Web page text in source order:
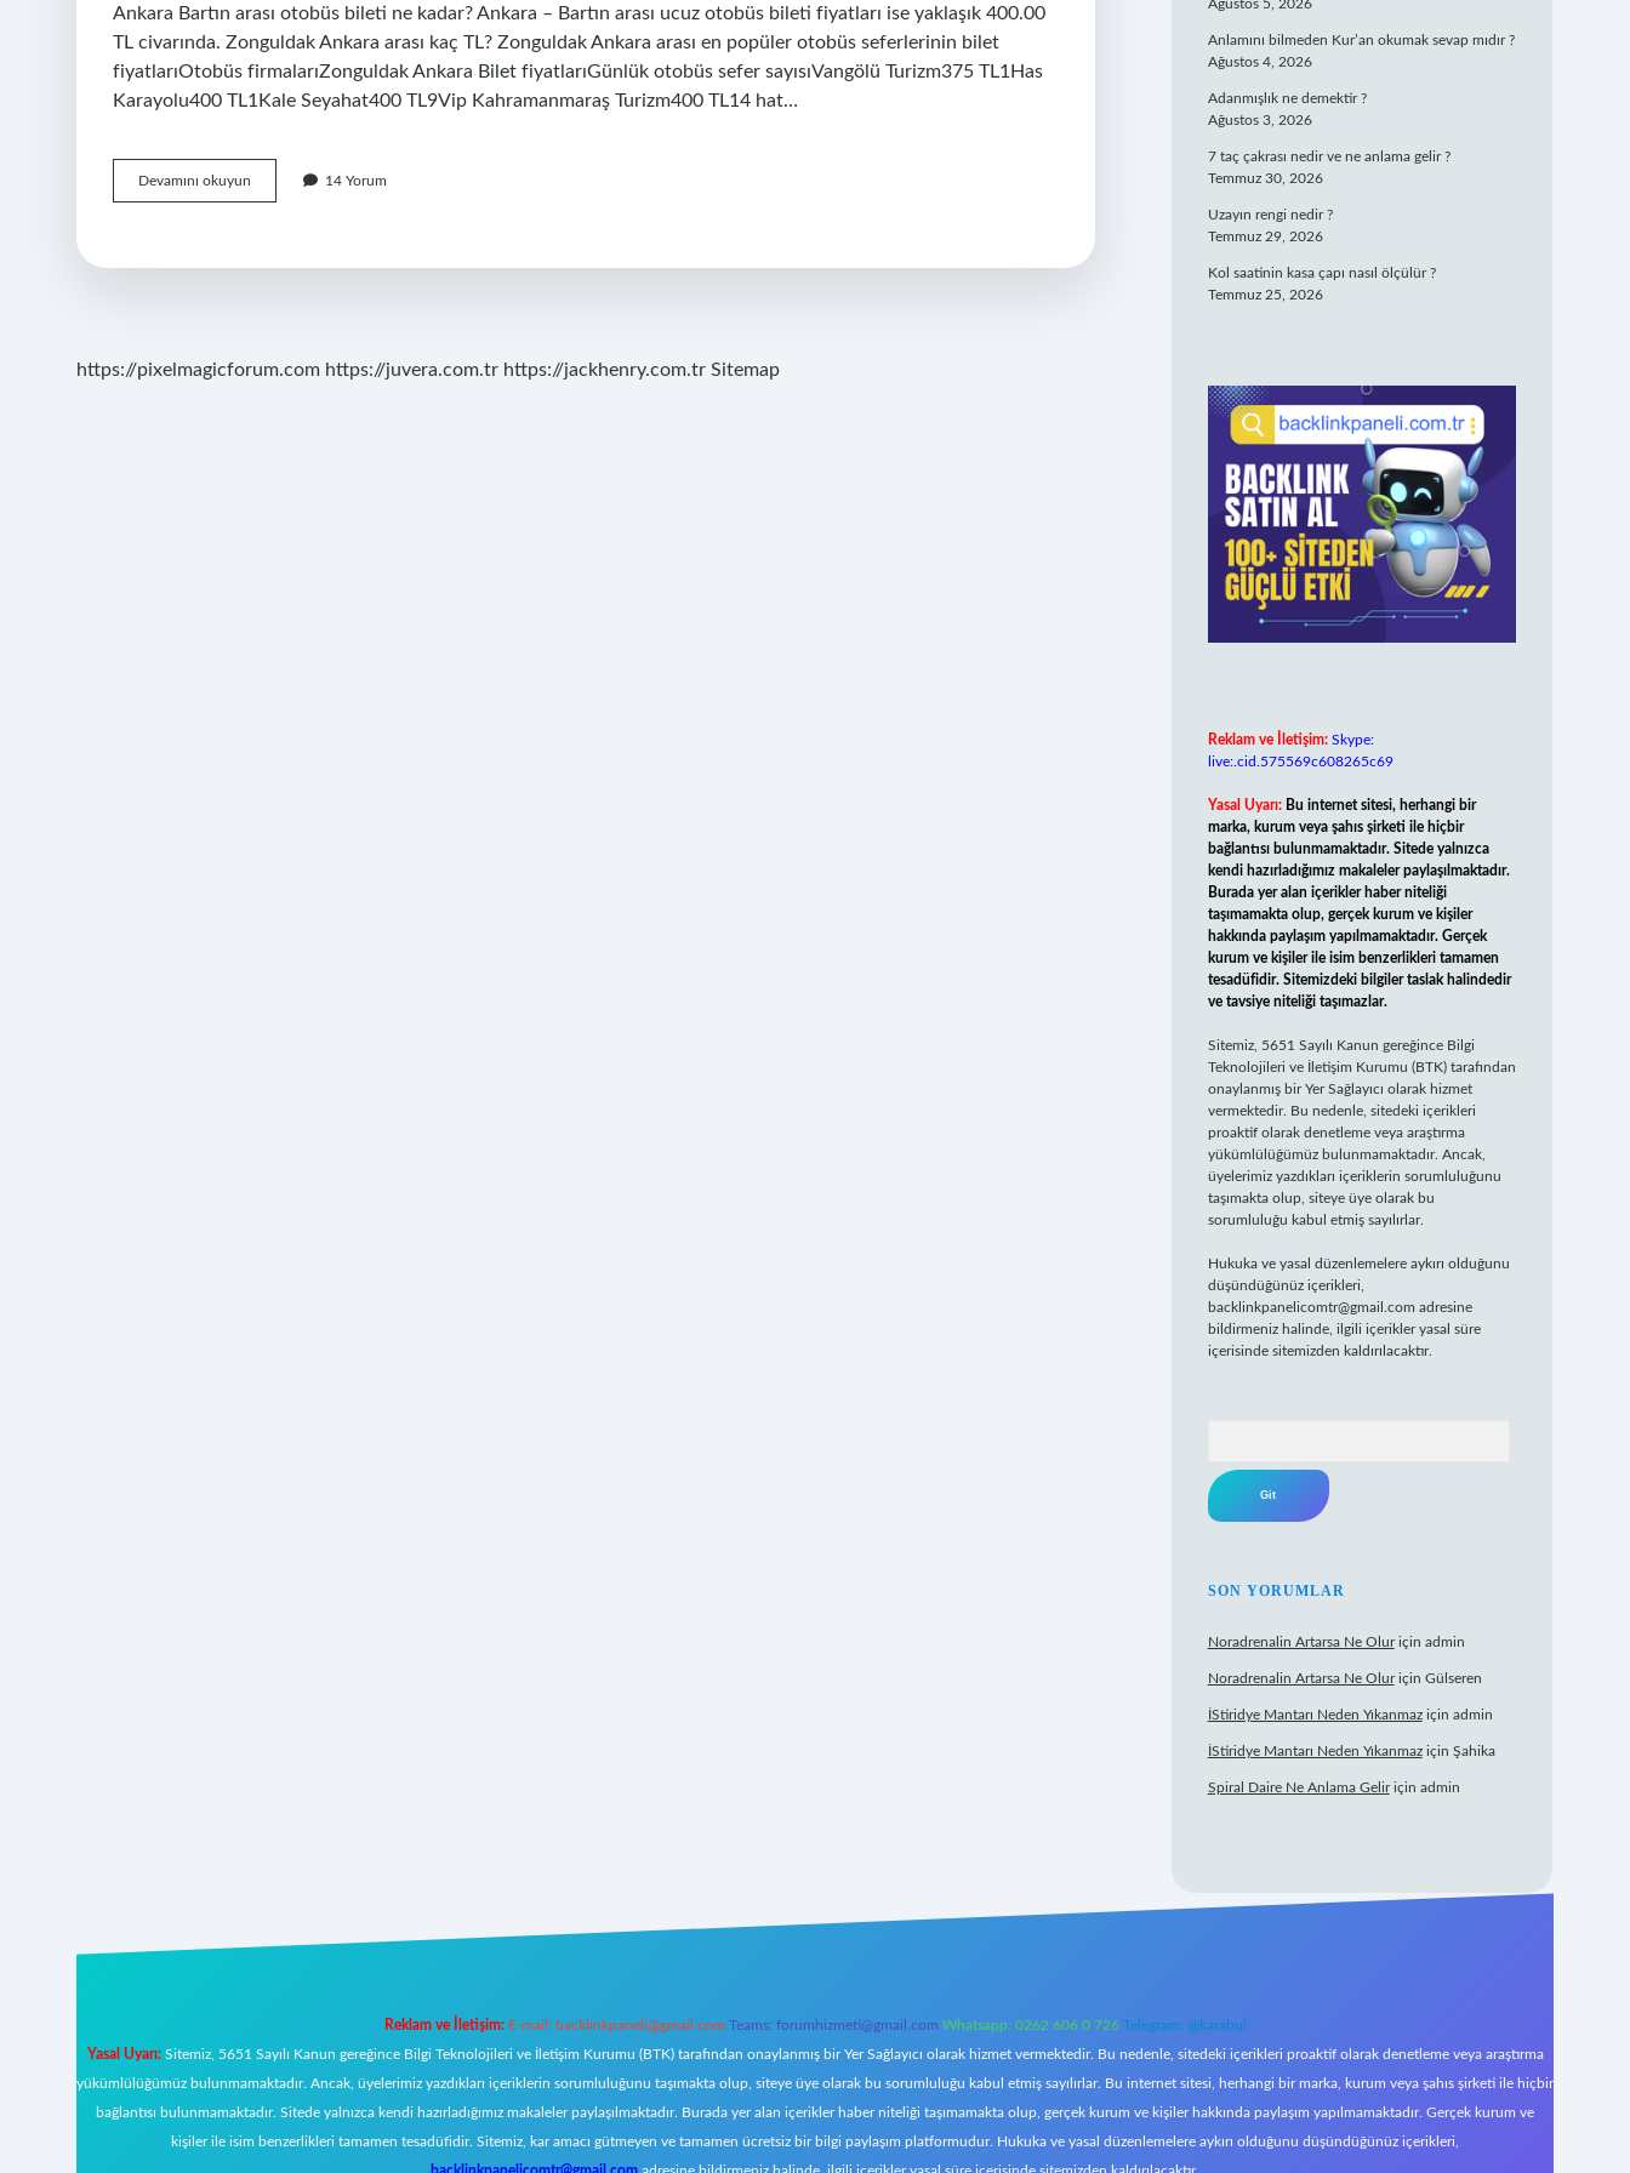
Ankara Bartın arası otobüs bileti ne kadar? Ankara – Bartın arası ucuz otobüs bileti fiyatları ise yaklaşık 400.00
TL civarında. Zonguldak Ankara arası kaç TL? Zonguldak Ankara arası en popüler otobüs seferlerinin bilet
fiyatlarıOtobüs firmalarıZonguldak Ankara Bilet fiyatlarıGünlük otobüs sefer sayısıVangölü Turizm375 TL1Has
Karayolu400 TL1Kale Seyahat400 TL9Vip Kahramanmaraş Turizm400 TL14 hat…
Devamını okuyun
Ankara
Tl
14 Yorum
https://pixelmagicforum.com https://juvera.com.tr https://jackhenry.com.tr Sitemap
Ağustos 5, 2026
Anlamını bilmeden Kur’an okumak sevap mıdır ?
Ağustos 4, 2026
Adanmışlık ne demektir ?
Ağustos 3, 2026
7 taç çakrası nedir ve ne anlama gelir ?
Temmuz 30, 2026
Uzayın rengi nedir ?
Temmuz 29, 2026
Kol saatinin kasa çapı nasıl ölçülür ?
Temmuz 25, 2026
Reklam ve İletişim: Skype:
live:.cid.575569c608265c69
Yasal Uyarı: Bu internet sitesi, herhangi bir
marka, kurum veya şahıs şirketi ile hiçbir
bağlantısı bulunmamaktadır. Sitede yalnızca
kendi hazırladığımız makaleler paylaşılmaktadır.
Burada yer alan içerikler haber niteliği
taşımamakta olup, gerçek kurum ve kişiler
hakkında paylaşım yapılmamaktadır. Gerçek
kurum ve kişiler ile isim benzerlikleri tamamen
tesadüfidir. Sitemizdeki bilgiler taslak halindedir
ve tavsiye niteliği taşımazlar.
Sitemiz, 5651 Sayılı Kanun gereğince Bilgi
Teknolojileri ve İletişim Kurumu (BTK) tarafından
onaylanmış bir Yer Sağlayıcı olarak hizmet
vermektedir. Bu nedenle, sitedeki içerikleri
proaktif olarak denetleme veya araştırma
yükümlülüğümüz bulunmamaktadır. Ancak,
üyelerimiz yazdıkları içeriklerin sorumluluğunu
taşımakta olup, siteye üye olarak bu
sorumluluğu kabul etmiş sayılırlar.
Hukuka ve yasal düzenlemelere aykırı olduğunu
düşündüğünüz içerikleri,
backlinkpanelicomtr@gmail.com adresine
bildirmeniz halinde, ilgili içerikler yasal süre
içerisinde sitemizden kaldırılacaktır.
SON YORUMLAR
Noradrenalin Artarsa Ne Oluriçin admin
Noradrenalin Artarsa Ne Oluriçin Gülseren
İStiridye Mantarı Neden Yıkanmaziçin admin
İStiridye Mantarı Neden Yıkanmaziçin Şahika
Spiral Daire Ne Anlama Geliriçin admin
Reklam ve İletişim: E-mail: backlinkpaneli@gmail.com Teams: forumhizmeti@gmail.com Whatsapp: 0262 606 0 726 Telegram: @karabul
Yasal Uyarı:Sitemiz, 5651 Sayılı Kanun gereğince Bilgi Teknolojileri ve İletişim Kurumu (BTK) tarafından onaylanmış bir Yer Sağlayıcı olarak hizmet vermektedir. Bu nedenle, sitedeki içerikleri proaktif olarak denetleme veya araştırma
yükümlülüğümüz bulunmamaktadır. Ancak, üyelerimiz yazdıkları içeriklerin sorumluluğunu taşımakta olup, siteye üye olarak bu sorumluluğu kabul etmiş sayılırlar. Bu internet sitesi, herhangi bir marka, kurum veya şahıs şirketi ile hiçbir
bağlantısı bulunmamaktadır. Sitede yalnızca kendi hazırladığımız makaleler paylaşılmaktadır. Burada yer alan içerikler haber niteliği taşımamakta olup, gerçek kurum ve kişiler hakkında paylaşım yapılmamaktadır. Gerçek kurum ve
kişiler ile isim benzerlikleri tamamen tesadüfidir. Sitemiz, kar amacı gütmeyen ve tamamen ücretsiz bir bilgi paylaşım platformudur. Hukuka ve yasal düzenlemelere aykırı olduğunu düşündüğünüz içerikleri,